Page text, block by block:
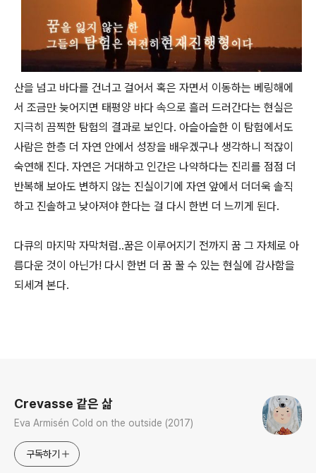
산을 넘고 바다를 건너고 걸어서 혹은 자면서 이동하는 베링해에
서 조금만 늦어지면 태평양 바다 속으로 흘러 드러간다는 현실은
지극히 끔찍한 탐험의 결과로 보인다. 아슬아슬한 이 탐험에서도
사람은 한층 더 자연 안에서 성장을 배우겠구나 생각하니 적잖이
숙연해 진다. 자연은 거대하고 인간은 나약하다는 진리를 점점 더
반복해 보아도 변하지 않는 진실이기에 자연 앞에서 더더욱 솔직
하고 진솔하고 낮아져야 한다는 걸 다시 한번 더 느끼게 된다.
다큐의 마지막 자막처럼..꿈은 이루어지기 전까지 꿈 그 자체로 아
름다운 것이 아닌가! 다시 한번 더 꿈 꿀 수 있는 현실에 감사함을
되세겨 본다.
Crevasse 같은 삶
Eva Armisén Cold on the outside (2017)
구독하기